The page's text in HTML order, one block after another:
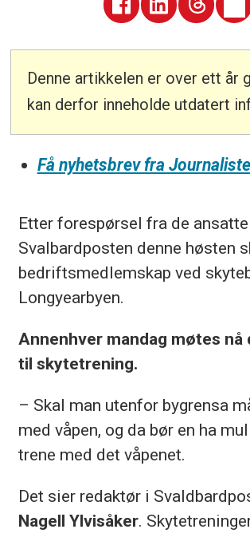
Denne artikkelen er over ett år
kan derfor inneholde utdatert
Få nyhetsbrev fra
Etter forespørsel fra de
Svalbardposten denne høsten
bedriftsmedlemskap ved
Longyearbyen.
Annenhver mandag møtes nå
til skytetrening.
– Skal man utenfor bygrensa
med våpen, og da bør en ha
trene med det våpenet.
Det sier redaktør i
Nagell Ylvisåker.